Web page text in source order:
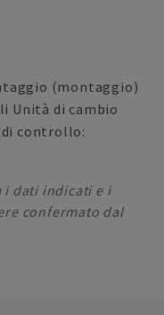
(montaggio)
Unità di cambio
di controllo:
i dati indicati e i
confermato dal